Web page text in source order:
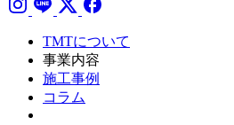
TMTについて
事業内容
施工事例
コラム